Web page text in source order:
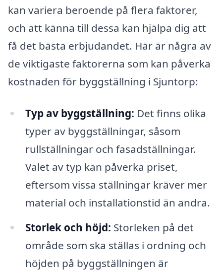
kan variera beroende på flera faktorer,
och att känna till dessa kan hjälpa dig att
få det bästa erbjudandet. Här är några av
de viktigaste faktorerna som kan påverka
kostnaden för byggställning i Sjuntorp:
Typ av byggställning: Det finns olika
typer av byggställningar, såsom
rullställningar och fasadställningar.
Valet av typ kan påverka priset,
eftersom vissa ställningar kräver mer
material och installationstid än andra.
Storlek och höjd: Storleken på det
område som ska ställas i ordning och
höjden på byggställningen är